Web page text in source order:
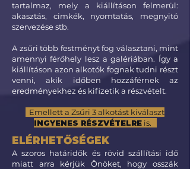
tartalmaz, mely a kiállításon felmerül:
akasztás, cimkék, nyomtatás, megnyitó
szervezése stb.
A zsűri több festményt fog választani, mint
amennyi férőhely lesz a galériában. Így a
kiállításon azon alkotók fognak tudni részt
venni, akik időben hozzáférnek az
eredményekhez és kifizetik a részvételt.
Emellett a Zsűri 3 alkotást kiválaszt
INGYENES RÉSZVÉTELREis.
ELÉRHETŐSÉGEK
A szoros határidők és rövid szállítási idő
miatt arra kérjük Önöket, hogy osszák